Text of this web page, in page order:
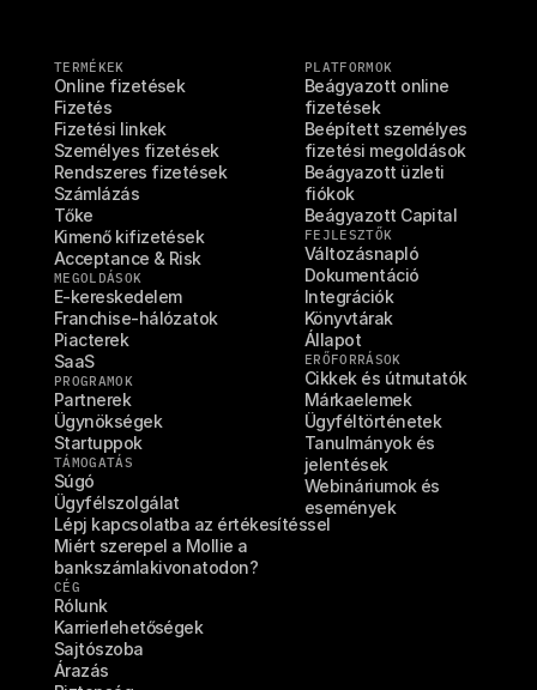
TERMÉKEK
Online fizetések
Fizetés
Fizetési linkek
Személyes fizetések
Rendszeres fizetések
Számlázás
Tőke
Kimenő kifizetések
Acceptance & Risk
MEGOLDÁSOK
E-kereskedelem
Franchise-hálózatok
Piacterek
SaaS
PROGRAMOK
Partnerek
Ügynökségek
Startuppok
TÁMOGATÁS
Súgó
Ügyfélszolgálat
Lépj kapcsolatba az értékesítéssel
Miért szerepel a Mollie a
bankszámlakivonatodon?
CÉG
Rólunk
Karrierlehetőségek
Sajtószoba
Árazás
PLATFORMOK
Beágyazott online
fizetések
Beépített személyes
fizetési megoldások
Beágyazott üzleti
fiókok
Beágyazott Capital
FEJLESZTŐK
Változásnapló
Dokumentáció
Integrációk
Könyvtárak
Állapot
ERŐFORRÁSOK
Cikkek és útmutatók
Márkaelemek
Ügyféltörténetek
Tanulmányok és
jelentések
Webináriumok és
események